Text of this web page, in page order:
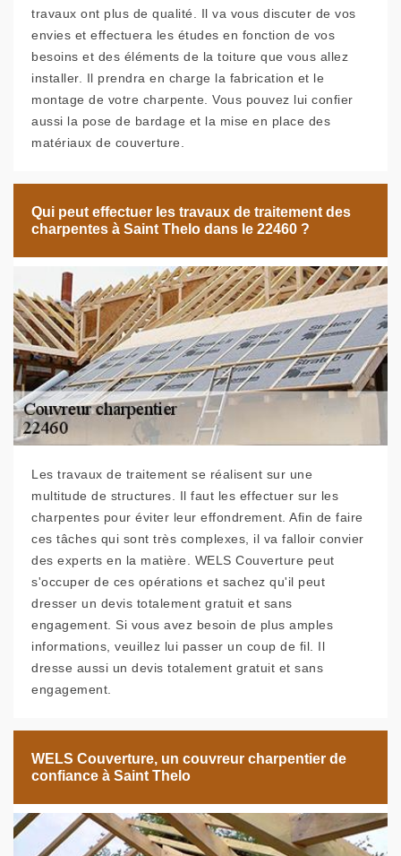
travaux ont plus de qualité. Il va vous discuter de vos
envies et effectuera les études en fonction de vos
besoins et des éléments de la toiture que vous allez
installer. Il prendra en charge la fabrication et le
montage de votre charpente. Vous pouvez lui confier
aussi la pose de bardage et la mise en place des
matériaux de couverture.
Qui peut effectuer les travaux de traitement des
charpentes à Saint Thelo dans le 22460 ?
Les travaux de traitement se réalisent sur une
multitude de structures. Il faut les effectuer sur les
charpentes pour éviter leur effondrement. Afin de faire
ces tâches qui sont très complexes, il va falloir convier
des experts en la matière. WELS Couverture peut
s'occuper de ces opérations et sachez qu'il peut
dresser un devis totalement gratuit et sans
engagement. Si vous avez besoin de plus amples
informations, veuillez lui passer un coup de fil. Il
dresse aussi un devis totalement gratuit et sans
engagement.
WELS Couverture, un couvreur charpentier de
confiance à Saint Thelo